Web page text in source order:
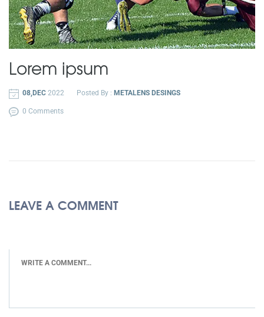
Lorem ipsum
08,DEC 2022 Posted By : METALENS DESINGS
0 Comments
LEAVE A COMMENT